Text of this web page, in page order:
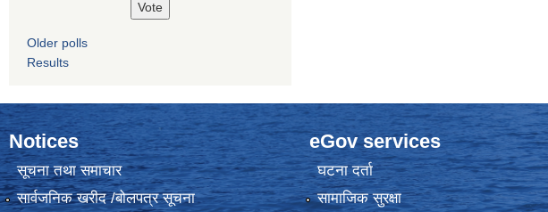
Older polls
Results
Notices
सूचना तथा समाचार
सार्वजनिक खरीद /बोलपत्र सूचना
eGov services
घटना दर्ता
सामाजिक सुरक्षा